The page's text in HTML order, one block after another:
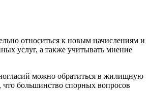
относиться к новым начислениям и
услуг, а также учитывать мнение
можно обратиться в жилищную
большинство спорных вопросов